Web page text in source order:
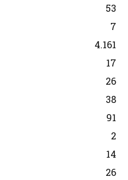
53
7
4.161
17
26
38
91
2
14
26